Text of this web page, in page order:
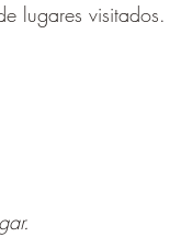
lugares visitados.